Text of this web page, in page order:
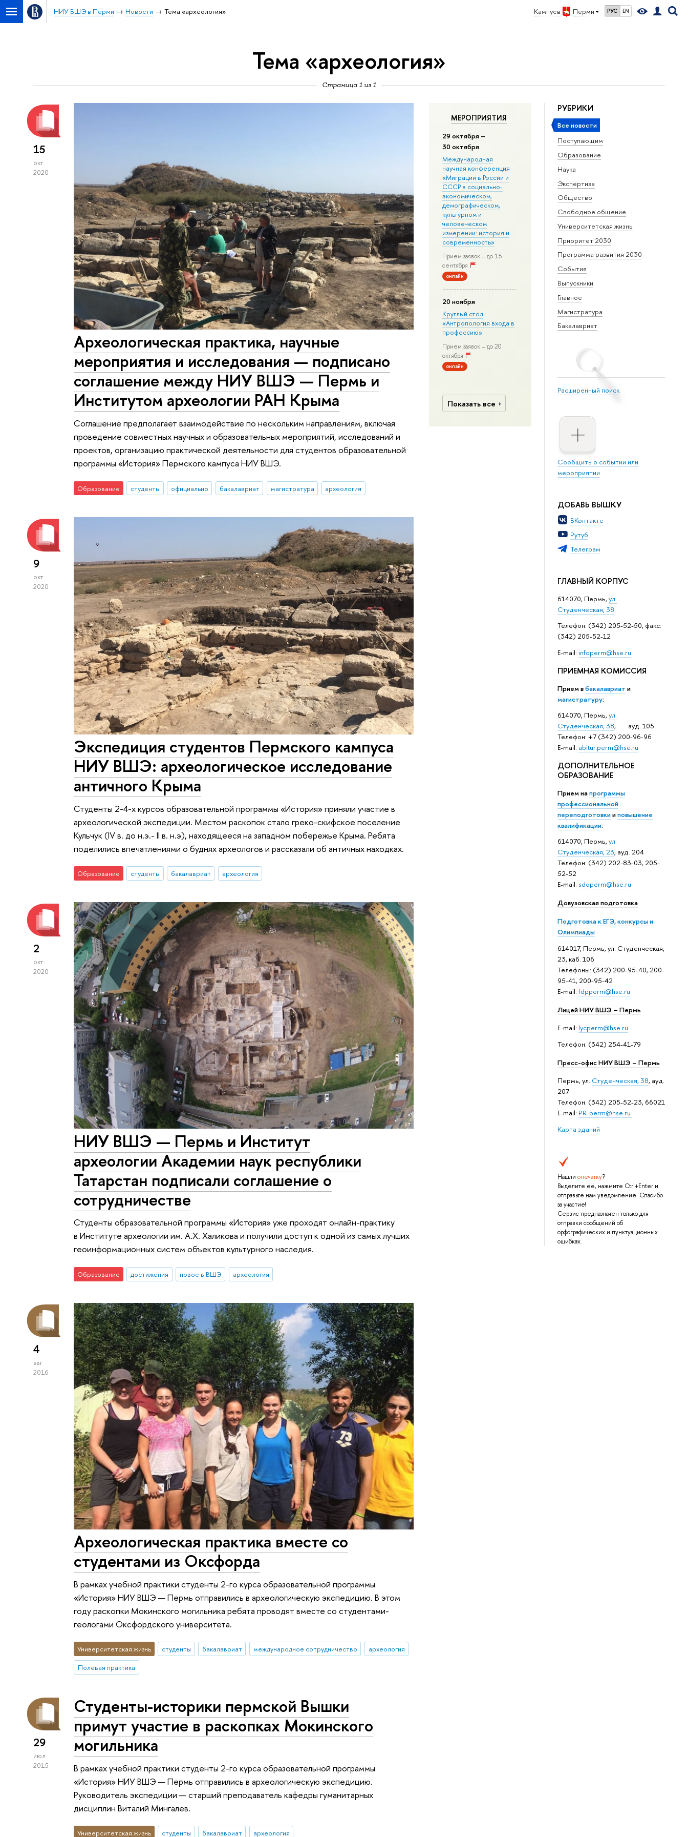
Кампус в Перми РУС EN
НИУ ВШЭ в Перми Новости Тема «археология»
Тема «археология»
Страница 1 из 1
РУБРИКИ
Все новости
Поступающим
Образование
Наука
Экспертиза
Общество
Свободное общение
Университетская жизнь
Приоритет 2030
Программа развития 2030
События
Выпускники
Главное
Магистратура
Бакалавриат
Расширенный поиск
Сообщить о событии или
мероприятии
ДОБАВЬ ВЫШКУ
ВКонтакте
Рутуб
Телеграм
ГЛАВНЫЙ КОРПУС
614070, Пермь,ул.
Студенческая, 38
Телефон: (342) 205-52-50, факс:
(342) 205-52-12
Е-mail: infoperm@hse.ru
ПРИЕМНАЯ КОМИССИЯ
Прием вбакалавриат и
магистратуру:
614070, Пермь,ул.
Студенческая, 38, ауд. 105
Телефон: +7 (342) 200-96-96
E-mail: abitur.perm@hse.ru
ДОПОЛНИТЕЛЬНОЕ
ОБРАЗОВАНИЕ
Прием напрограммы
профессиональной
переподготовкииповышение
квалификации:
614070, Пермь,ул.
Студенческая, 23, ауд. 204
Телефон: (342) 202-83-03, 205-
52-52
E-mail: sdoperm@hse.ru
Довузовская подготовка
Подготовка к ЕГЭ, конкурсы и
Олимпиады
614017, Пермь, ул. Студенческая,
23, каб. 106
Телефоны: (342) 200-95-40, 200-
95-41, 200-95-42
E-mail: fdpperm@hse.ru
Лицей НИУ ВШЭ – Пермь
E-mail: lycperm@hse.ru
Телефон: (342) 254-41-79
Пресс-офис НИУ ВШЭ – Пермь
Пермь, ул. Студенческая, 38, ауд.
207
Телефон: (342) 205-52-23, 66021
E-mail: PR-perm@hse.ru
Карта зданий
Нашли опечатку?
Выделите её, нажмите Ctrl+Enter и
отправьте нам уведомление. Спасибо
за участие!
Сервис предназначен только для
отправки сообщений об
орфографических и пунктуационных
ошибках.
МЕРОПРИЯТИЯ
29 октября –
30 октября
Международная
научная конференция
«Миграции в Росcии и
СССР в социально-
экономическом,
демографическом,
культурном и
человеческом
измерении: история и
современность»
Прием заявок – до 15
сентября
онлайн
20 ноября
Круглый стол
«Антропология входа в
профессию»
Прием заявок – до 20
октября
онлайн
Показать все
15
окт
2020
Археологическая практика, научные
мероприятия и исследования — подписано
соглашение между НИУ ВШЭ — Пермь и
Институтом археологии РАН Крыма
Соглашение предполагает взаимодействие по нескольким направлениям, включая
проведение совместных научных и образовательных мероприятий, исследований и
проектов, организацию практической деятельности для студентов образовательной
программы «История» Пермского кампуса НИУ ВШЭ.
Образование студенты официально бакалавриат магистратура археология
9
окт
2020
Экспедиция студентов Пермского кампуса
НИУ ВШЭ: археологическое исследование
античного Крыма
Студенты 2-4-х курсов образовательной программы «История» приняли участие в
археологической экспедиции. Местом раскопок стало греко-скифское поселение
Кульчук (IV в. до н.э.- II в. н.э), находящееся на западном побережье Крыма. Ребята
поделились впечатлениями о буднях археологов и рассказали об античных находках.
Образование студенты бакалавриат археология
2
окт
2020
НИУ ВШЭ — Пермь и Институт
археологии Академии наук республики
Татарстан подписали соглашение о
сотрудничестве
Студенты образовательной программы «История» уже проходят онлайн-практику
в Институте археологии им. А.Х. Халикова и получили доступ к одной из самых лучших
геоинформационных систем объектов культурного наследия.
Образование достижения новое в ВШЭ археология
4
авг
2016
Археологическая практика вместе со
студентами из Оксфорда
В рамках учебной практики студенты 2-го курса образовательной программы
«История» НИУ ВШЭ — Пермь отправились в археологическую экспедицию. В этом
году раскопки Мокинского могильника ребята проводят вместе со студентами-
геологами Оксфордского университета.
Университетская жизнь студенты бакалавриат международное сотрудничество
археология
Полевая практика
29
июл
2015
Студенты-историки пермской Вышки
примут участие в раскопках Мокинского
могильника
В рамках учебной практики студенты 2-го курса образовательной программы
«История» НИУ ВШЭ — Пермь отправились в археологическую экспедицию.
Руководитель экспедиции — старший преподаватель кафедры гуманитарных
дисциплин Виталий Мингалев.
Университетская жизнь студенты бакалавриат археология